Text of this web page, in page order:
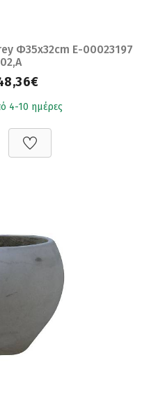
Φ35x32cm Ε-00023197
4-10 ημέρες